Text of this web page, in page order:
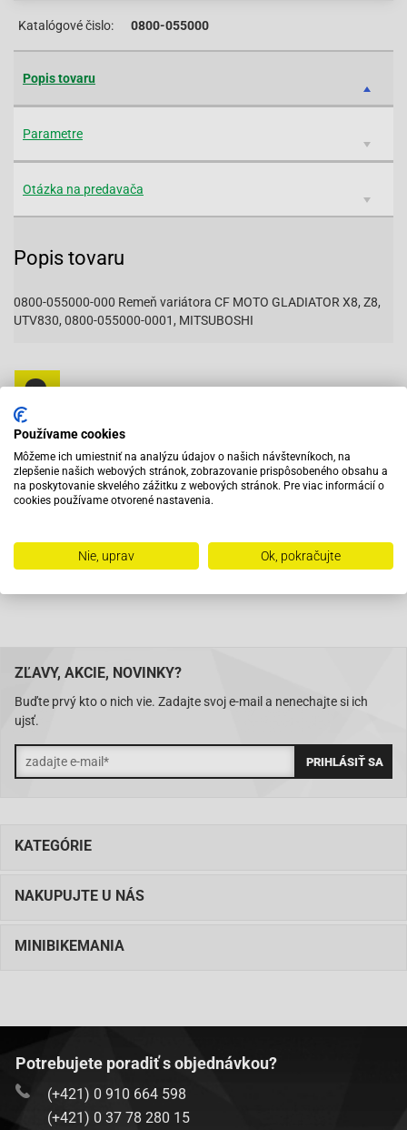
Katalógové čislo: 0800-055000
Popis tovaru
Parametre
Otázka na predavača
Popis tovaru
0800-055000-000 Remeň variátora CF MOTO GLADIATOR X8, Z8,
UTV830, 0800-055000-0001, MITSUBOSHI
Pri objednaní do 12:00 tovar zajtra u vás
Na trhu od roku 2007
Skladom 11288 položiek
ZĽAVY, AKCIE, NOVINKY?
Buďte prvý kto o nich vie. Zadajte svoj e-mail a nenechajte si ich
ujsť.
KATEGÓRIE
NAKUPUJTE U NÁS
MINIBIKEMANIA
Potrebujete poradiť s objednávkou?
(+421) 0 910 664 598
(+421) 0 37 78 280 15
Používame cookies
Môžeme ich umiestniť na analýzu údajov o našich návštevníkoch, na
zlepšenie našich webových stránok, zobrazovanie prispôsobeného obsahu a
na poskytovanie skvelého zážitku z webových stránok. Pre viac informácií o
cookies používame otvorené nastavenia.
Nie, uprav Ok, pokračujte